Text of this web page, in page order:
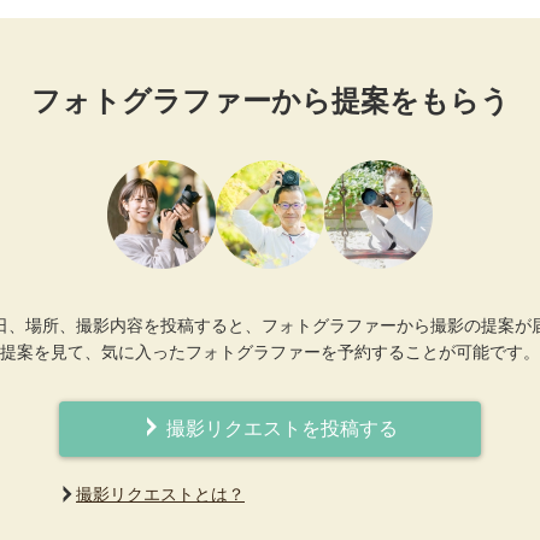
フォトグラファーから提案をもらう
、場所、撮影内容を投稿すると、フォトグラファーから撮影の提案が
提案を見て、気に入ったフォトグラファーを予約することが可能です。
撮影リクエストを投稿する
撮影リクエストとは？